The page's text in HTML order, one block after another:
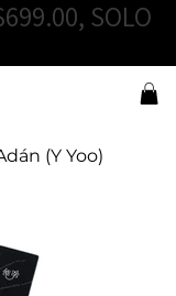
SOLO
(Y Yoo)